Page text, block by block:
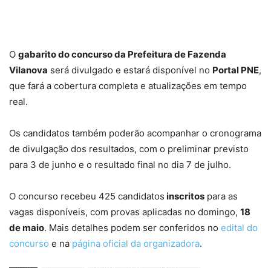
O gabarito do concurso da Prefeitura de Fazenda
Vilanova será divulgado e estará disponível no Portal PNE,
que fará a cobertura completa e atualizações em tempo
real.
Os candidatos também poderão acompanhar o cronograma
de divulgação dos resultados, com o preliminar previsto
para 3 de junho e o resultado final no dia 7 de julho.
O concurso recebeu 425 candidatos inscritos para as
vagas disponíveis, com provas aplicadas no domingo, 18
de maio. Mais detalhes podem ser conferidos no edital do
concurso e na página oficial da organizadora.